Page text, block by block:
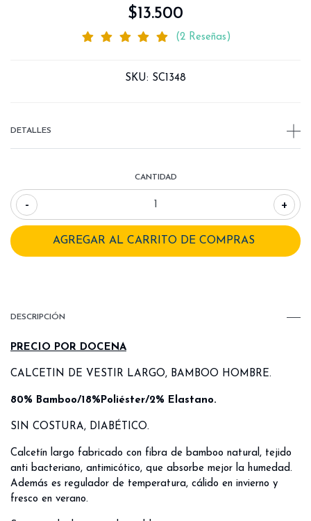
$13.500
(2 Reseñas)
SKU: SC1348
DETALLES
CANTIDAD
- +
DESCRIPCIÓN
PRECIO POR DOCENA
CALCETIN DE VESTIR LARGO, BAMBOO HOMBRE.
80% Bamboo/18%Poliéster/2% Elastano.
SIN COSTURA, DIABÉTICO.
Calcetín largo fabricado con fibra de bamboo natural, tejido
anti bacteriano, antimicótico, que absorbe mejor la humedad.
Además es regulador de temperatura, cálido en invierno y
fresco en verano.